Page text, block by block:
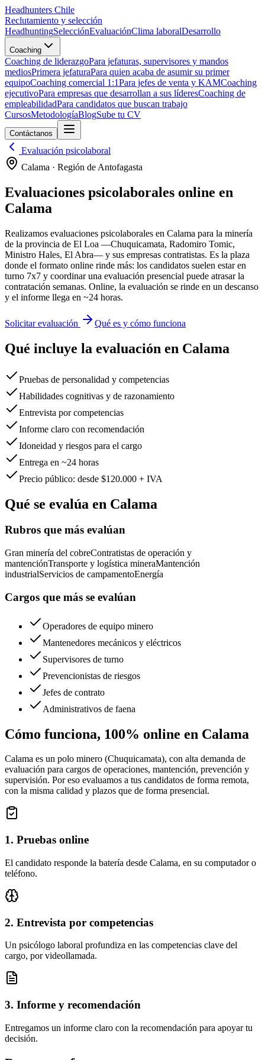
Headhunters Chile
Reclutamiento y selección
HeadhuntingSelecciónEvaluaciónClima laboralDesarrollo
Coaching
Coaching de liderazgoPara jefaturas, supervisores y mandos
mediosPrimera jefaturaPara quien acaba de asumir su primer
equipoCoaching comercial 1:1Para jefes de venta y KAMCoaching
ejecutivoPara empresas que desarrollan a sus líderesCoaching de
empleabilidadPara candidatos que buscan trabajo
CursosMetodologíaBlogSube tu CV
Contáctanos
Evaluación psicolaboral
Calama · Región de Antofagasta
Evaluaciones psicolaborales online en
Calama
Realizamos evaluaciones psicolaborales en Calama para la minería
de la provincia de El Loa —Chuquicamata, Radomiro Tomic,
Ministro Hales, El Abra— y sus empresas contratistas. Es la plaza
donde el formato online rinde más: los candidatos suelen estar en
turno 7x7 y coordinar una evaluación presencial puede atrasar la
contratación semanas. Online, la evaluación se rinde en un descanso
y el informe llega en ~24 horas.
Solicitar evaluación Qué es y cómo funciona
Qué incluye la evaluación en Calama
Pruebas de personalidad y competencias
Habilidades cognitivas y de razonamiento
Entrevista por competencias
Informe claro con recomendación
Idoneidad y riesgos para el cargo
Entrega en ~24 horas
Precio público: desde $120.000 + IVA
Qué se evalúa en Calama
Rubros que más evalúan
Gran minería del cobreContratistas de operación y
mantenciónTransporte y logística mineraMantención
industrialServicios de campamentoEnergía
Cargos que más se evalúan
Operadores de equipo minero
Mantenedores mecánicos y eléctricos
Supervisores de turno
Prevencionistas de riesgos
Jefes de contrato
Administrativos de faena
Cómo funciona, 100% online en Calama
Calama es un polo minero (Chuquicamata), con alta demanda de
evaluación para cargos de operaciones, mantención, prevención y
supervisión. Por eso evaluamos a tus candidatos de forma remota,
con la misma calidad y plazos que de forma presencial.
1. Pruebas online
El candidato responde la batería desde Calama, en su computador o
teléfono.
2. Entrevista por competencias
Un psicólogo laboral profundiza en las competencias clave del
cargo, por videollamada.
3. Informe y recomendación
Entregamos un informe claro con la recomendación para apoyar tu
decisión.